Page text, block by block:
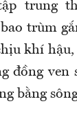
trung
trùm
khí
đồng ven
bằng